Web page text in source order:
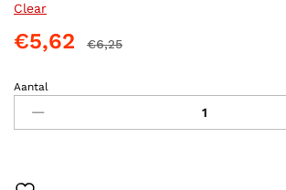
Clear
€5,62 €6,25
VITALFISH
CARE
BODEMTABLETTEN
Aantal